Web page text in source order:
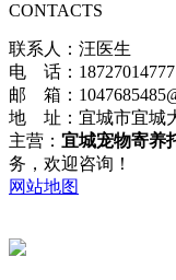
CONTACTS
联系人：汪医生
电 话：18727014777
邮 箱：
地 址：宜城市宜城
主营： 宜城宠物寄养
务，欢迎咨询！
网站地图